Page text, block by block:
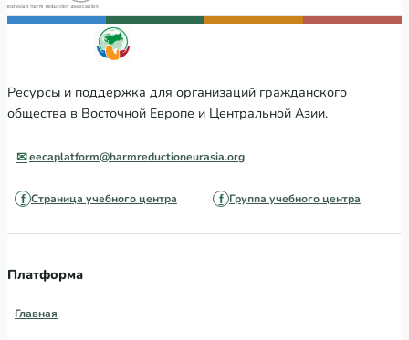
Ресурсы и поддержка для организаций гражданского
общества в Восточной Европе и Центральной Азии.
eecaplatform@harmreductioneurasia.org
Страница учебного центра Группа учебного центра
Платформа
Главная